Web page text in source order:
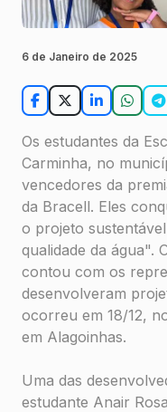
6 de Janeiro de 2025
Os estudantes da
Carminha, no
vencedores da
da Bracell. Eles
o projeto
qualidade da água".
contou com os
desenvolveram
ocorreu em 18/12,
em Alagoinhas.
Uma das
estudante Anair